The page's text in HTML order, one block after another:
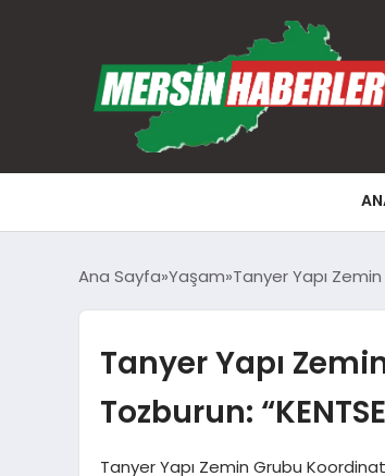
Ana Sayfa Yaşam Tanyer Yapı Zemin
Tanyer Yapı
Tozburun:
Tanyer Yapı Zemin Grubu